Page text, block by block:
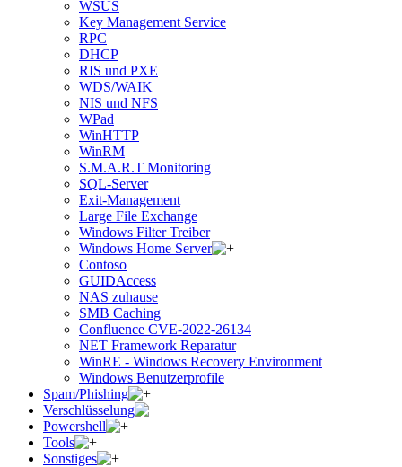
WSUS
Key Management Service
RPC
DHCP
RIS und PXE
WDS/WAIK
NIS und NFS
WPad
WinHTTP
WinRM
S.M.A.R.T Monitoring
SQL-Server
Exit-Management
Large File Exchange
Windows Filter Treiber
Windows Home Server
Contoso
GUIDAccess
NAS zuhause
SMB Caching
Confluence CVE-2022-26134
NET Framework Reparatur
WinRE - Windows Recovery Environment
Windows Benutzerprofile
Spam/Phishing
Verschlüsselung
Powershell
Tools
Sonstiges